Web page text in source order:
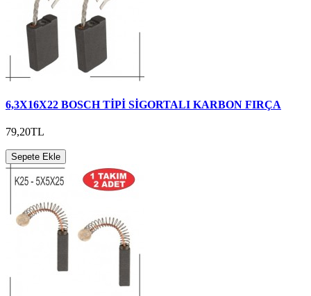
6,3X16X22 BOSCH TİPİ SİGORTALI KARBON FIRÇA
79,20TL
Sepete Ekle